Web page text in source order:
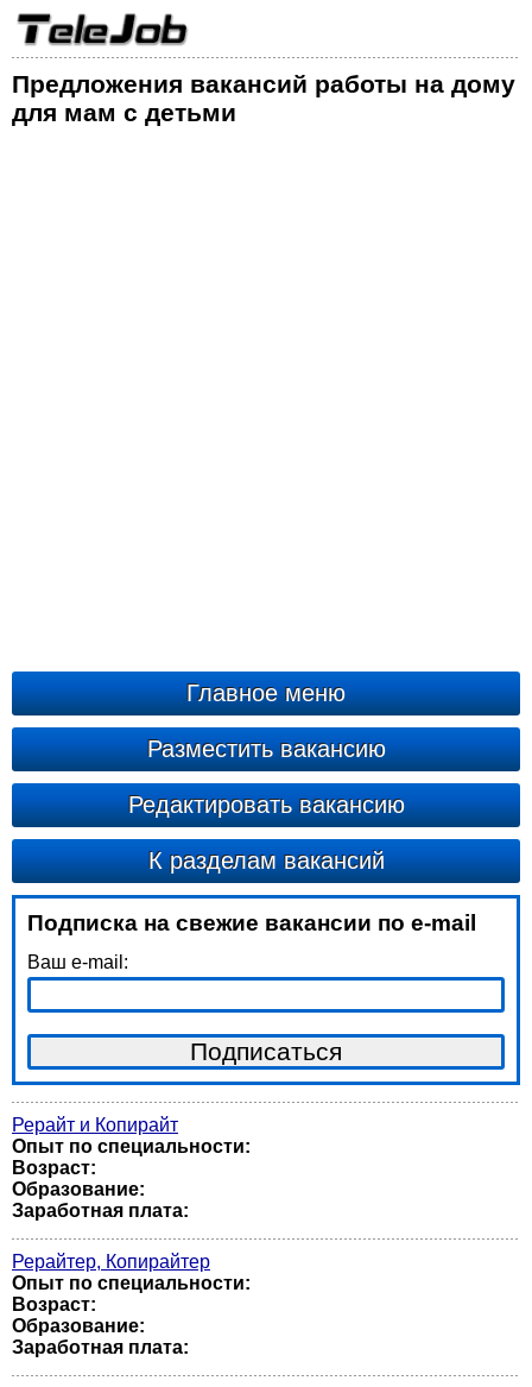
Предложения вакансий работы на дому
для мам с детьми
Главное меню
Разместить вакансию
Редактировать вакансию
К разделам вакансий
Подписка на свежие вакансии по e-mail
Ваш e-mail:
Рерайт и Копирайт
Опыт по специальности:
Возраст:
Образование:
Заработная плата:
Рерайтер, Копирайтер
Опыт по специальности:
Возраст:
Образование:
Заработная плата: